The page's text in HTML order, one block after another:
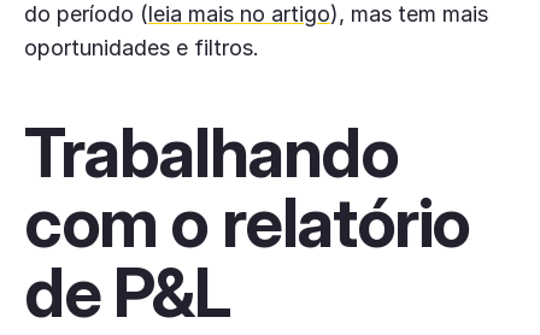
do período (leia mais no artigo), mas tem mais
oportunidades e filtros.
Trabalhando
com o relatório
de P&L